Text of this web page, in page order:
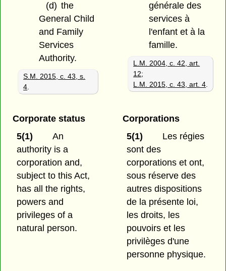
(d) the
General Child
and Family
Services
Authority.
S.M. 2015, c. 43, s.
4.
générale des
services à
l'enfant et à la
famille.
L.M. 2004, c. 42, art.
12;
L.M. 2015, c. 43, art. 4.
Corporate status
5(1)
An
authority is a
corporation and,
subject to this Act,
has all the rights,
powers and
privileges of a
natural person.
Corporations
5(1)
Les régies
sont des
corporations et ont,
sous réserve des
autres dispositions
de la présente loi,
les droits, les
pouvoirs et les
privilèges d'une
personne physique.